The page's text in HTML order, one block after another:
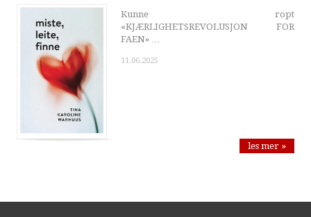
Kunne ropt
«KJÆRLIGHETSREVOLUSJON FOR
FAEN» …
11.06.2025
les mer »